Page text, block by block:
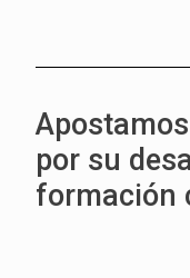
por su
formación